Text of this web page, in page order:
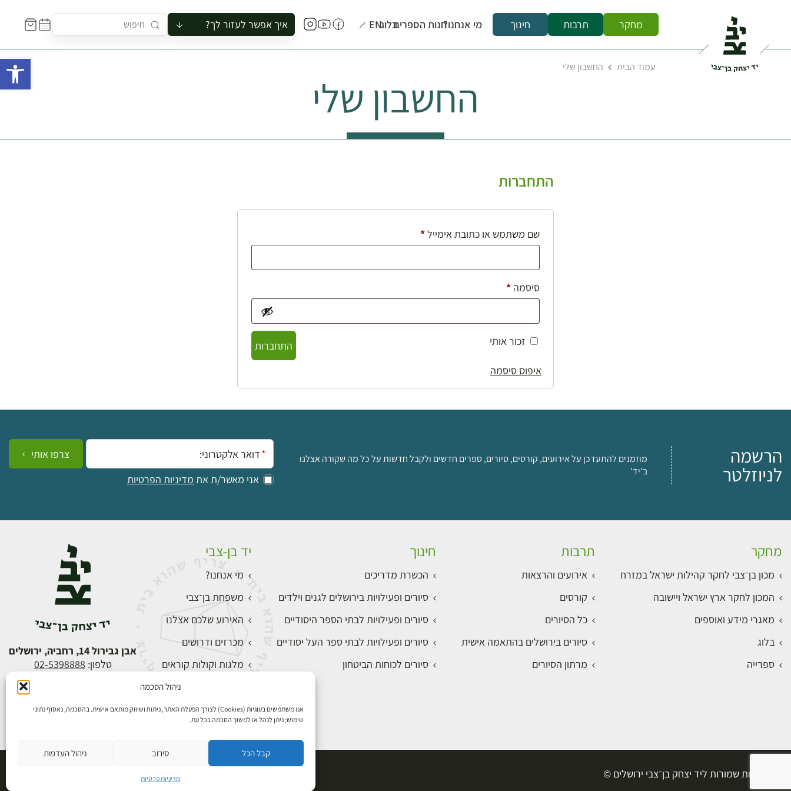
ניהול הסכמה
אנו משתמשים בעוגיות (Cookies) לצורך הפעלת האתר, ניתוח ושיווק מותאם אישית. בהסכמה, נאסוף נתוני
שימוש; ניתן לנהל או למשוך הסכמה בכל עת.
קבל הכל סירוב ניהול העדפות
מדיניות פרטיות
מחקר תרבות חינוך מי אנחנו?חנות הספריםבלוגEN איך אפשר לעזור לך?
להזמין סיור לקבוצה
לתאם ביקור בצריף
עמוד הבית החשבון שלי
החשבון שלי
התחברות
שם משתמש או כתובת אימייל*חובה
סיסמה*חובה
זכור אותי
התחברות
איפוס סיסמה
הרשמה
לניוזלטר
מוזמנים להתעדכן על אירועים, קורסים, סיורים, ספרים חדשים ולקבל חדשות על כל מה שקורה אצלנו
ב'יד'
אימייל:
אני מאשר/ת את מדיניות הפרטיות
צרפו אותי
מחקר
מכון בן־צבי לחקר קהילות ישראל במזרח
המכון לחקר ארץ ישראל ויישובה
מאגרי מידע ואוספים
בלוג
ספרייה
תרבות
אירועים והרצאות
קורסים
כל הסיורים
סיורים בירושלים בהתאמה אישית
מרתון הסיורים
חינוך
הכשרת מדריכים
סיורים ופעילויות בירושלים לגנים וילדים
סיורים ופעילויות לבתי הספר היסודיים
סיורים ופעילויות לבתי ספר העל יסודיים
סיורים לכוחות הביטחון
יד בן-צבי
מי אנחנו?
משפחת בן־צבי
האירוע שלכם אצלנו
מכרזים ודרושים
מלגות וקולות קוראים
התחברות
אבן גבירול 14, רחביה, ירושלים
טלפון: 02-5398888
כל הזכויות שמורות ליד יצחק בן־צבי ירושלים ©